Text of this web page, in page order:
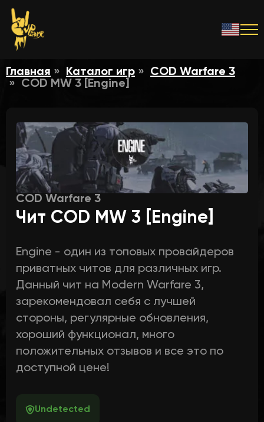
Главная Каталог игр
COD Warfare 3
COD MW 3 [Engine]
COD Warfare 3
Чит COD MW 3 [Engine]
Engine - один из топовых провайдеров
приватных читов для различных игр.
Данный чит на Modern Warfare 3,
зарекомендовал себя с лучшей
стороны, регулярные обновления,
хороший функционал, много
положительных отзывов и все это по
доступной цене!
Undetected